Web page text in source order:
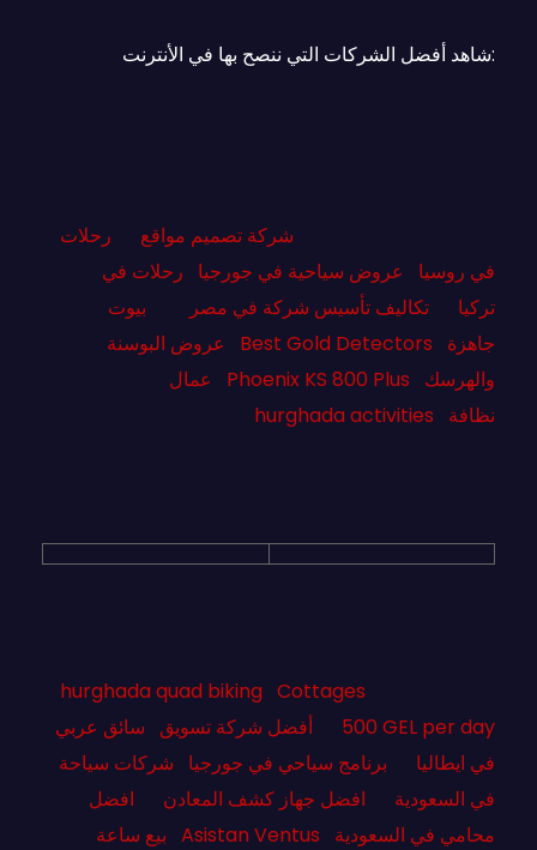
:شاهد أفضل الشركات التي ننصح بها في الأنترنت
شركة تصميم مواقع
رحلات
في روسيا
عروض سياحية في جورجيا
رحلات في
تركيا
تكاليف تأسيس شركة في مصر
بيوت
جاهزة
Best Gold Detectors
عروض البوسنة
والهرسك
Phoenix KS 800 Plus
عمال
نظافة
hurghada activities
hurghada quad biking Cottages
500 GEL per day
أفضل شركة تسويق
سائق عربي
في ايطاليا
برنامج سياحي في جورجيا
شركات سياحة
في السعودية
افضل جهاز كشف المعادن
افضل
محامي في السعودية
Asistan Ventus بيع ساعة